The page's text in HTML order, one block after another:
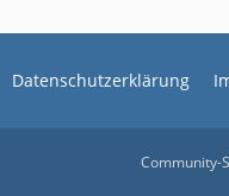
Datenschutzerklärung
Community-